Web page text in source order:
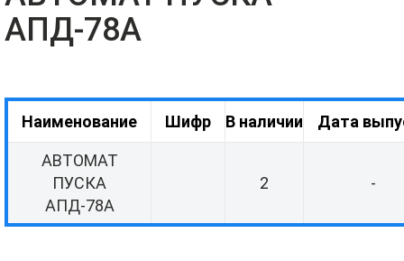
АПД-78А
Наименование Шифр В наличии Дата
АВТОМАТ
ПУСКА
АПД-78А
2 -